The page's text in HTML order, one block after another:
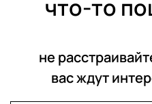
что-то
не
вас ждут